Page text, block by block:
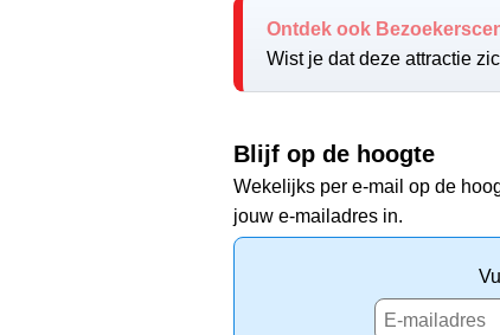
Ontdek ook
Wist je dat deze attractie
Blijf op de hoogte
Wekelijks per e-mail op de
jouw e-mailadres in.